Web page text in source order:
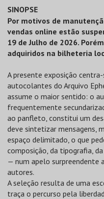
SINOPSE
Por motivos de
vendas online estão
19 de Julho de 2026.
adquiridos na bilheteria
A presente exposição
autocolantes do Arquivo
assume o maior sentido: o
frequentemente
ao panfleto, constitui um
deve sintetizar mensagens,
espaço delimitado, o que
composição, da tipografia,
— num apelo surpreendente
autores.
A seleção resulta de uma
traça o percurso pela